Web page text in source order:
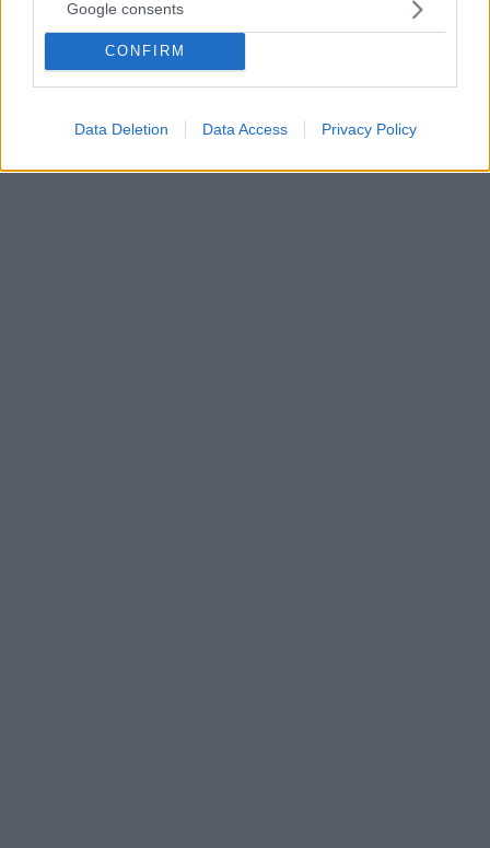
Google consents
CONFIRM
Data Deletion Data Access Privacy Policy